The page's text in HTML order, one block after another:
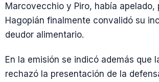
Marcovecchio y Piro, había apelado,
Hagopián finalmente convalidó su
deudor alimentario.
En la emisión se indicó además que
rechazó la presentación de la